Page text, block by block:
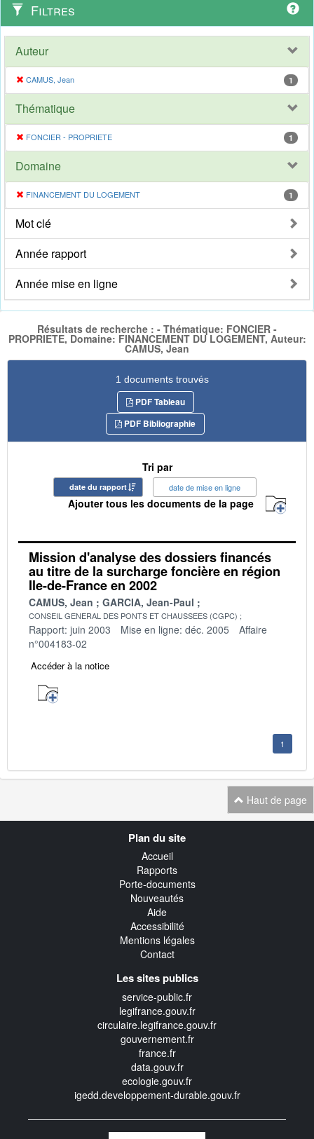
Filtres
Auteur
CAMUS, Jean 1
Thématique
FONCIER - PROPRIETE 1
Domaine
FINANCEMENT DU LOGEMENT 1
Mot clé
Année rapport
Année mise en ligne
Résultats de recherche : - Thématique: FONCIER -
PROPRIETE, Domaine: FINANCEMENT DU LOGEMENT, Auteur:
CAMUS, Jean
1 documents trouvés
PDF Tableau
PDF Bibliographie
Tri par
date du rapport date de mise en ligne
Ajouter tous les documents de la page
Mission d'analyse des dossiers financés
au titre de la surcharge foncière en région
Ile-de-France en 2002
CAMUS, Jean GARCIA, Jean-Paul
CONSEIL GENERAL DES PONTS ET CHAUSSEES (CGPC)
Rapport: juin 2003 Mise en ligne: déc. 2005
Affaire
n°004183-02
Accéder à la notice
1
Haut de page
Plan du site
Accueil
Rapports
Porte-documents
Nouveautés
Aide
Accessibilité
Mentions légales
Contact
Les sites publics
service-public.fr
legifrance.gouv.fr
circulaire.legifrance.gouv.fr
gouvernement.fr
france.fr
data.gouv.fr
ecologie.gouv.fr
igedd.developpement-durable.gouv.fr